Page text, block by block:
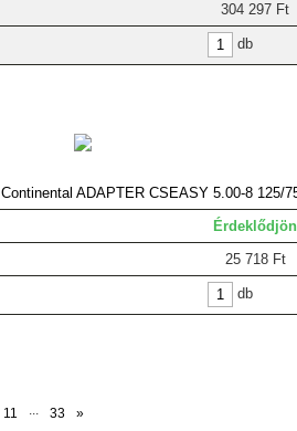
304 297 Ft
db
Continental ADAPTER CSEASY 5.00-8 125/
Érdeklődjön
25 718 Ft
db
11 ... 33 »